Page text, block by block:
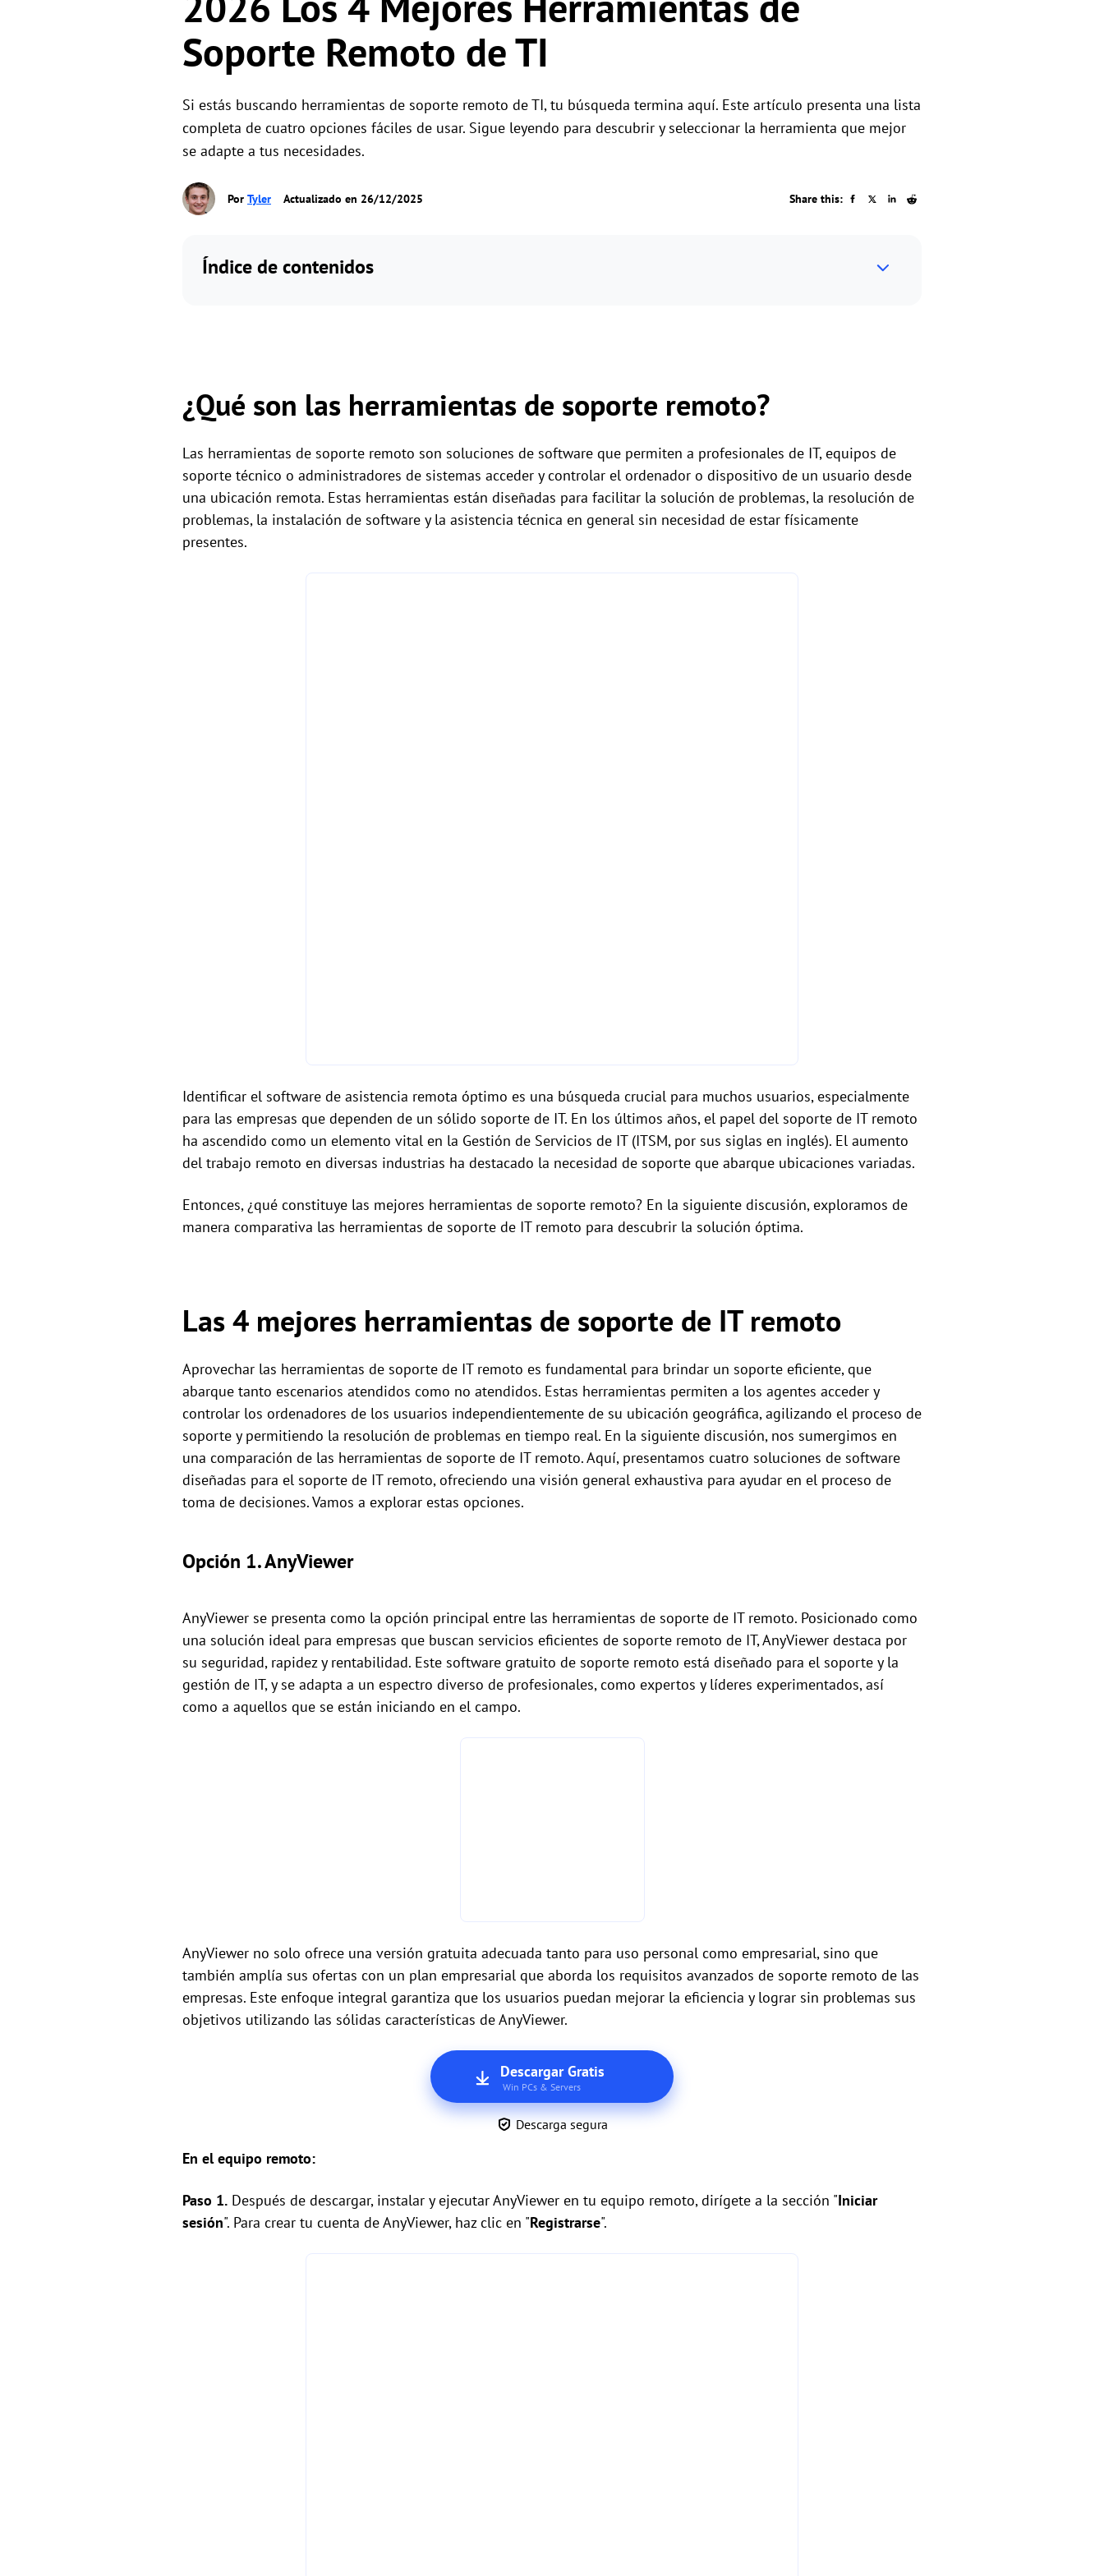
Control remoto global
Controla servidores en el extranjero sin
esfuerzo
Gestión de permisos por roles
Gestiona el acceso de los usuarios con permisos
flexibles.
Soporte Remoto de TI
Si estás buscando herramientas de soporte remoto de TI, tu búsqueda termina aquí. Este artículo presenta una lista
completa de cuatro opciones fáciles de usar. Sigue leyendo para descubrir y seleccionar la herramienta que mejor
se adapte a tus necesidades.
Por Tyler Actualizado en 26/12/2025 Share this:
Índice de contenidos
¿Qué son las herramientas de soporte remoto?
Las herramientas de soporte remoto son soluciones de software que permiten a profesionales de IT, equipos de
soporte técnico o administradores de sistemas acceder y controlar el ordenador o dispositivo de un usuario desde
una ubicación remota. Estas herramientas están diseñadas para facilitar la solución de problemas, la resolución de
problemas, la instalación de software y la asistencia técnica en general sin necesidad de estar físicamente
presentes.
Identificar el software de asistencia remota óptimo es una búsqueda crucial para muchos usuarios, especialmente
para las empresas que dependen de un sólido soporte de IT. En los últimos años, el papel del soporte de IT remoto
ha ascendido como un elemento vital en la Gestión de Servicios de IT (ITSM, por sus siglas en inglés). El aumento
del trabajo remoto en diversas industrias ha destacado la necesidad de soporte que abarque ubicaciones variadas.
Entonces, ¿qué constituye las mejores herramientas de soporte remoto? En la siguiente discusión, exploramos de
manera comparativa las herramientas de soporte de IT remoto para descubrir la solución óptima.
Las 4 mejores herramientas de soporte de IT remoto
Aprovechar las herramientas de soporte de IT remoto es fundamental para brindar un soporte eficiente, que
abarque tanto escenarios atendidos como no atendidos. Estas herramientas permiten a los agentes acceder y
controlar los ordenadores de los usuarios independientemente de su ubicación geográfica, agilizando el proceso de
soporte y permitiendo la resolución de problemas en tiempo real. En la siguiente discusión, nos sumergimos en
una comparación de las herramientas de soporte de IT remoto. Aquí, presentamos cuatro soluciones de software
diseñadas para el soporte de IT remoto, ofreciendo una visión general exhaustiva para ayudar en el proceso de
toma de decisiones. Vamos a explorar estas opciones.
Opción 1. AnyViewer
AnyViewer se presenta como la opción principal entre las herramientas de soporte de IT remoto. Posicionado como
una solución ideal para empresas que buscan servicios eficientes de soporte remoto de IT, AnyViewer destaca por
su seguridad, rapidez y rentabilidad. Este software gratuito de soporte remoto está diseñado para el soporte y la
gestión de IT, y se adapta a un espectro diverso de profesionales, como expertos y líderes experimentados, así
como a aquellos que se están iniciando en el campo.
AnyViewer no solo ofrece una versión gratuita adecuada tanto para uso personal como empresarial, sino que
también amplía sus ofertas con un plan empresarial que aborda los requisitos avanzados de soporte remoto de las
empresas. Este enfoque integral garantiza que los usuarios puedan mejorar la eficiencia y lograr sin problemas sus
objetivos utilizando las sólidas características de AnyViewer.
Descargar Gratis
Win PCs & Servers
Descarga segura
En el equipo remoto:
Paso 1. Después de descargar, instalar y ejecutar AnyViewer en tu equipo remoto, dirígete a la sección "Iniciar
sesión". Para crear tu cuenta de AnyViewer, haz clic en "Registrarse".